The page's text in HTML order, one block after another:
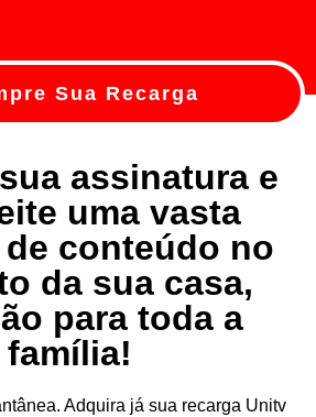
Sua Recarga
assinatura e
uma vasta
conteúdo no
da sua casa,
para toda a
família!
Adquira já sua recarga Unitv